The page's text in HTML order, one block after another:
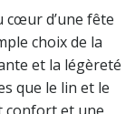
cœur d’une fête
choix de la
et la légèreté
que le lin et le